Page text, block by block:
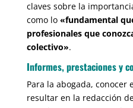
claves sobre la
como lo «fundamental
profesionales que
colectivo».
Informes, prestaciones y
Para la abogada, conocer
resultar en la redacción